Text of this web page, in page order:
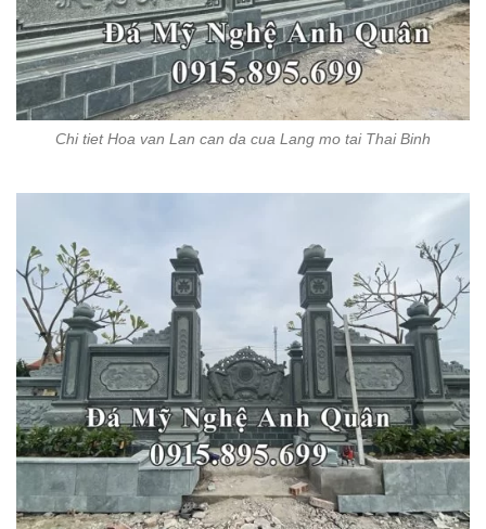
Chi tiet Hoa van Lan can da cua Lang mo tai Thai Binh